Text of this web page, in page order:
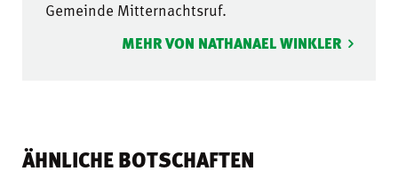
Gemeinde Mitternachtsruf.
MEHR VON NATHANAEL WINKLER
ÄHNLICHE BOTSCHAFTEN